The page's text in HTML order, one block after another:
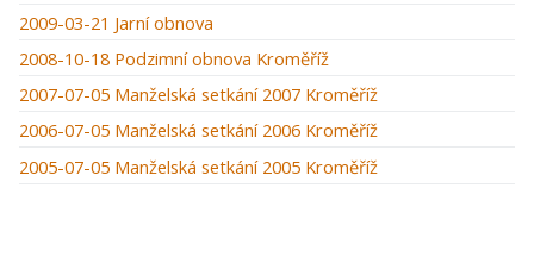
2009-03-21 Jarní obnova
2008-10-18 Podzimní obnova Kroměříž
2007-07-05 Manželská setkání 2007 Kroměříž
2006-07-05 Manželská setkání 2006 Kroměříž
2005-07-05 Manželská setkání 2005 Kroměříž